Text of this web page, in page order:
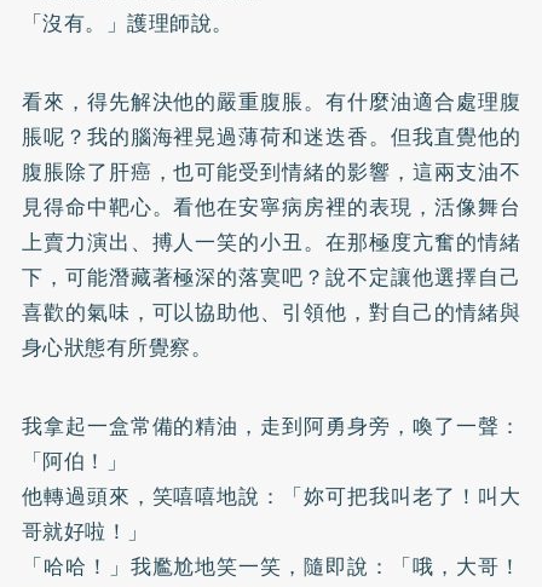
「沒有。」護理師說。
看來，得先解決他的嚴重腹脹。有什麼油適合處理腹
脹呢？我的腦海裡晃過薄荷和迷迭香。但我直覺他的
腹脹除了肝癌，也可能受到情緒的影響，這兩支油不
見得命中靶心。看他在安寧病房裡的表現，活像舞台
上賣力演出、搏人一笑的小丑。在那極度亢奮的情緒
下，可能潛藏著極深的落寞吧？說不定讓他選擇自己
喜歡的氣味，可以協助他、引領他，對自己的情緒與
身心狀態有所覺察。
我拿起一盒常備的精油，走到阿勇身旁，喚了一聲：
「阿伯！」
他轉過頭來，笑嘻嘻地說：「妳可把我叫老了！叫大
哥就好啦！」
「哈哈！」我尷尬地笑一笑，隨即說：「哦，大哥！